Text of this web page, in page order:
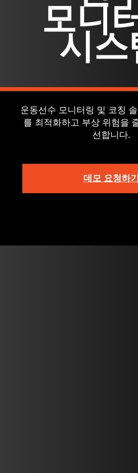
모니
시스
운동선수 모니터링 및 코칭
를 최적화하고 부상 위험을
선합니다.
데모 요청하기